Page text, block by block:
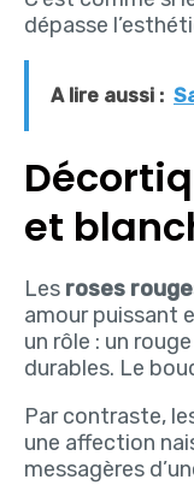
dépasse
A lire aussi :
et
Les roses
amour puissant
un rôle : un
durables. Le
Par contraste,
une affection
messagères